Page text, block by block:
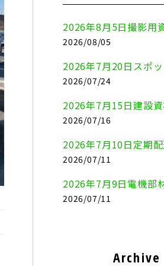
2026/08/05
2026/07/24
2026/07/16
2026/07/11
2026/07/11
Archive